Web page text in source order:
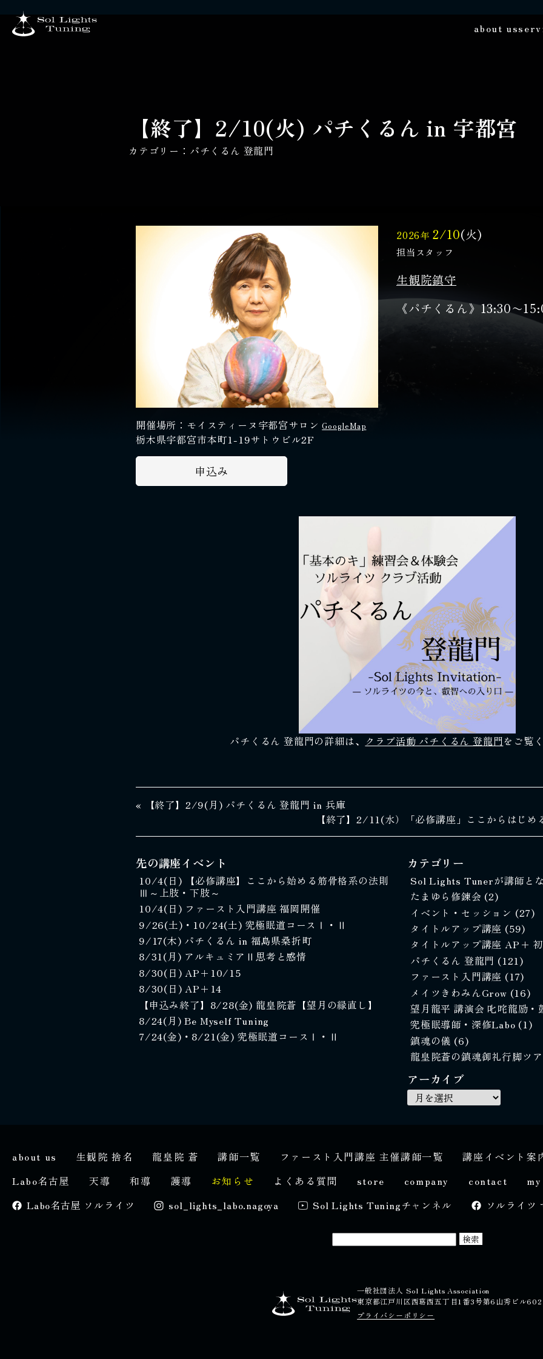
about us
【終了】2/10(火) パチくるん in 宇都宮
カテゴリー： パチくるん 登龍門
2026年 2/10(火)
担当スタッフ
生観院鎮守
《パチくるん》13:30〜
開催場所：モイスティーヌ宇都宮サロンGoogleMap
栃木県宇都宮市本町1-19サトウビル2F
申込み
パチくるん 登龍門の詳細は、 クラブ活動 パチくるん 登龍門をご覧
« 【終了】2/9(月) パチくるん 登龍門 in 兵庫
【終了】2/11(水）「必修講座」ここからはじ
先の講座イベント
10/4(日) 【必修講座】ここから始める筋骨格系の法則
Ⅲ～上肢・下肢～
10/4(日) ファースト入門講座 福岡開催
9/26(土)・10/24(土) 究極眠道コースⅠ・Ⅱ
9/17(木) パチくるん in 福島県桑折町
8/31(月) アルキュミアⅡ思考と感情
8/30(日) AP＋10/15
8/30(日) AP＋14
【申込み終了】8/28(金) 龍皇院蒼【望月の縁直し】
8/24(月) Be Myself Tuning
7/24(金)・8/21(金) 究極眠道コースⅠ・Ⅱ
カテゴリー
Sol Lights Tunerが講師と
たまゆら修錬会 (2)
イベント・セッション (27)
タイトルアップ講座 (59)
タイトルアップ講座 AP+
パチくるん 登龍門 (121)
ファースト入門講座 (17)
メイツきわみんGrow (16)
望月龍平 講演会 叱咤龍励
究極眠導師・深修Labo (1)
鎮魂の儀 (6)
龍皇院蒼の鎮魂御礼行脚ツ
アーカイブ
about us 生観院 捨名 龍皇院 蒼 講師一覧 ファースト入門講座 主催講師一覧
講座イベント案
Labo名古屋
天導 和導 護導 お知らせ よくある質問 store company contact
Labo名古屋 ソルライツ
sol_lights_labo.nagoya Sol Lights Tuningチャンネル ソルライツ
一般社団法人 Sol Lights Association
東京都江戸川区西葛西五丁目1番3号第6山秀ビル602
プライバシーポリシー